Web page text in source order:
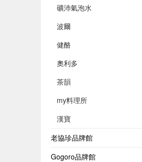
礦沛氣泡水
波爾
健酪
奧利多
茶韻
my料理所
漢寶
老協珍品牌館
Gogoro品牌館